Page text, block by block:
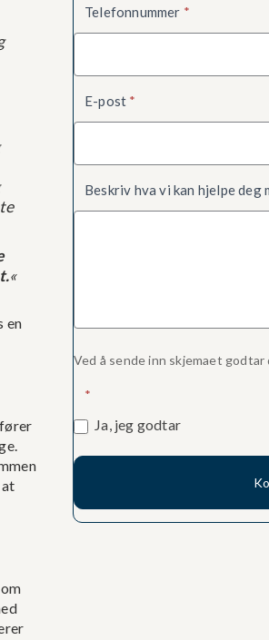
«
en
Telefonnummer *
E-post *
Beskriv hva vi kan hjelpe deg
Ved å sende inn skjemaet godtar
*
Ja, jeg godtar